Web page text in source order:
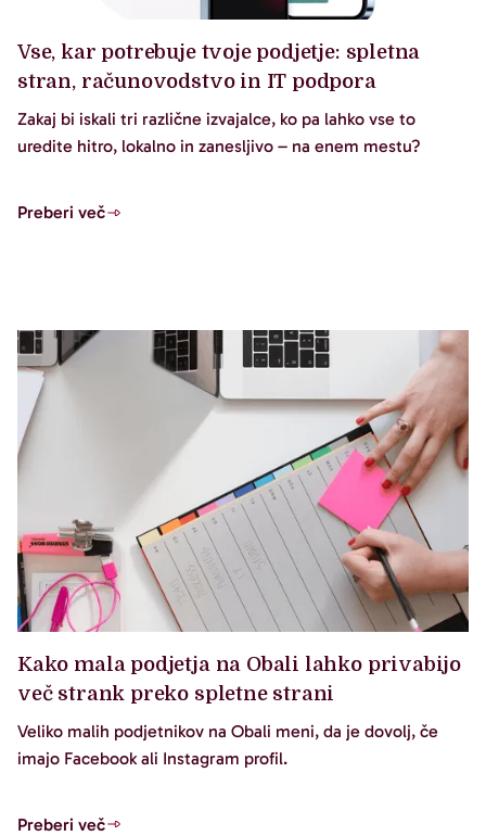
Vse, kar potrebuje tvoje podjetje: spletna
stran, računovodstvo in IT podpora
Zakaj bi iskali tri različne izvajalce, ko pa lahko vse to
uredite hitro, lokalno in zanesljivo – na enem mestu?
Preberi več
Kako mala podjetja na Obali lahko privabijo
več strank preko spletne strani
Veliko malih podjetnikov na Obali meni, da je dovolj, če
imajo Facebook ali Instagram profil.
Preberi več